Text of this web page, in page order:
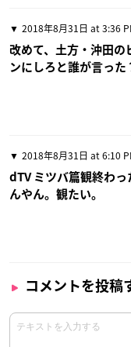
2018年8月31日 at 3:36
改めて、土方・沖田の
ンにしろと誰が言った
2018年8月31日 at 6:10
dTV ミツバ篇観終わ
んやん。観たい。
コメントを投稿